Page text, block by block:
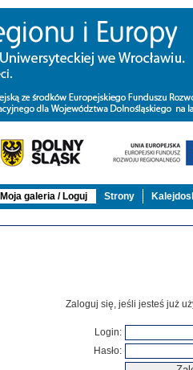
Moja galeria / Loguj Strony
Zaloguj się, jeśli jesteś już
Login:
Hasło: